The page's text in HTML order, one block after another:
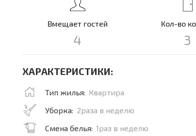
Вмещает гостей
4
Кол-во
3
ХАРАКТЕРИСТИКИ:
Тип жилья: Квартира
Уборка: 2раза в неделю
Смена белья: 1раз в неделю